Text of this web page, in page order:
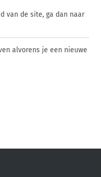
van de site, ga dan naar
alvorens je een nieuwe